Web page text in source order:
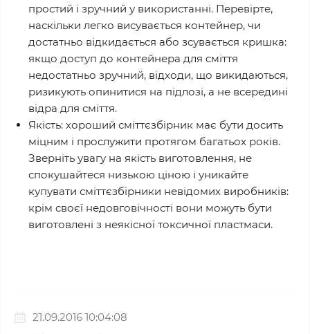
простий і зручний у використанні. Перевірте,
наскільки легко висувається контейнер, чи
достатньо відкидається або зсувається кришка:
якщо доступ до контейнера для сміття
недостатньо зручний, відходи, що викидаються,
ризикують опинитися на підлозі, а не всередині
відра для сміття.
Якість: хороший сміттєзбірник має бути досить
міцним і прослужити протягом багатьох років.
Зверніть увагу на якість виготовлення, не
спокушайтеся низькою ціною і уникайте
купувати сміттєзбірники невідомих виробників:
крім своєї недовговічності вони можуть бути
виготовлені з неякісної токсичної пластмаси.
21.09.2016 10:04:08